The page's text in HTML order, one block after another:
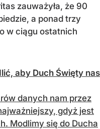
zauważyła, że 90
a ponad trzy
w ciągu ostatnich
aby Duch Święty nas
danych nam przez
gdyż jest
Modlimy się do Ducha